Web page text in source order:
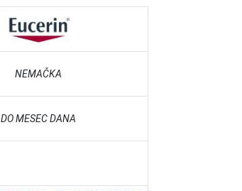
NEMAČKA
DO MESEC DANA